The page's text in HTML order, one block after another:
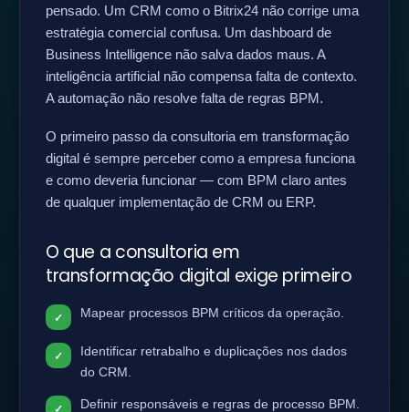
pensado. Um CRM como o Bitrix24 não corrige uma
estratégia comercial confusa. Um dashboard de
Business Intelligence não salva dados maus. A
inteligência artificial não compensa falta de contexto.
A automação não resolve falta de regras BPM.
O primeiro passo da consultoria em transformação
digital é sempre perceber como a empresa funciona
e como deveria funcionar — com BPM claro antes
de qualquer implementação de CRM ou ERP.
O que a consultoria em
transformação digital exige primeiro
Mapear processos BPM críticos da operação.
Identificar retrabalho e duplicações nos dados
do CRM.
Definir responsáveis e regras de processo BPM.